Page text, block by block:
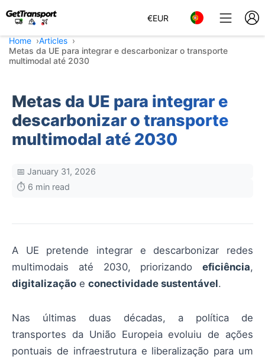
€EUR
Home
Articles
Metas da UE para integrar e descarbonizar o transporte
multimodal até 2030
Metas da UE para integrar e
descarbonizar o transporte
multimodal até 2030
📅 January 31, 2026
⏱️ 6 min read
A UE pretende integrar e descarbonizar redes
multimodais até 2030, priorizando eficiência,
digitalização e conectividade sustentável.
Nas últimas duas décadas, a política de
transportes da União Europeia evoluiu de ações
pontuais de infraestrutura e liberalização para um